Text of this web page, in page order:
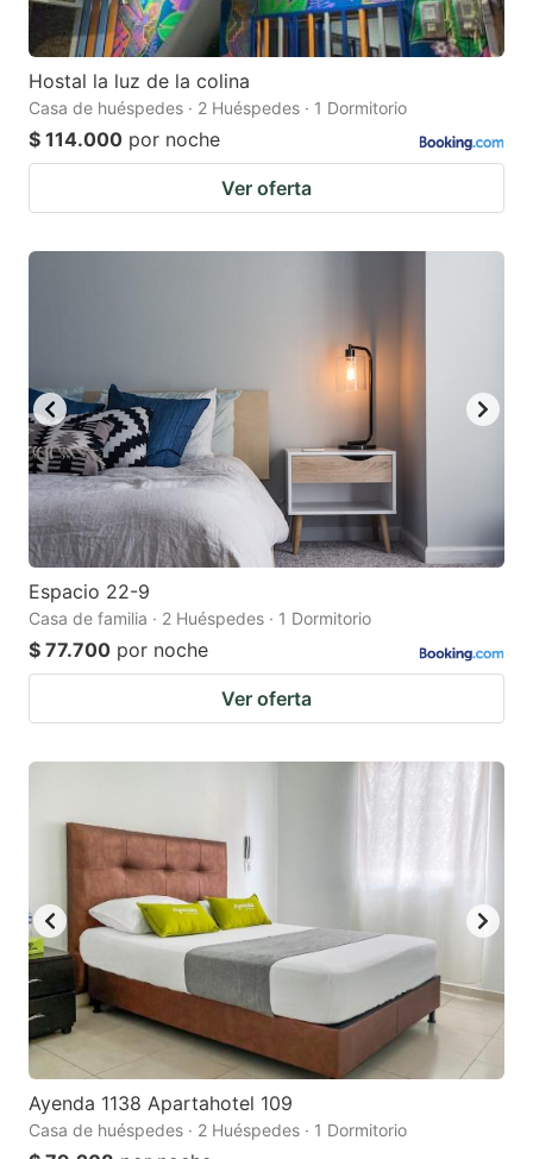
Hostal la luz de la colina
Casa de huéspedes · 2 Huéspedes · 1 Dormitorio
$ 114.000 por noche
Ver oferta
Espacio 22-9
Casa de familia · 2 Huéspedes · 1 Dormitorio
$ 77.700 por noche
Ver oferta
Ayenda 1138 Apartahotel 109
Casa de huéspedes · 2 Huéspedes · 1 Dormitorio